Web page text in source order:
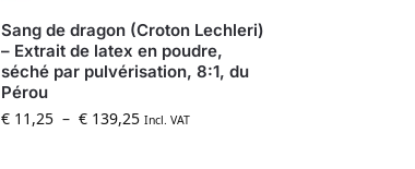
Sang de dragon (Croton Lechleri)
– Extrait de latex en poudre,
séché par pulvérisation, 8:1, du
Pérou
€ 11,25 – € 139,25 Incl. VAT